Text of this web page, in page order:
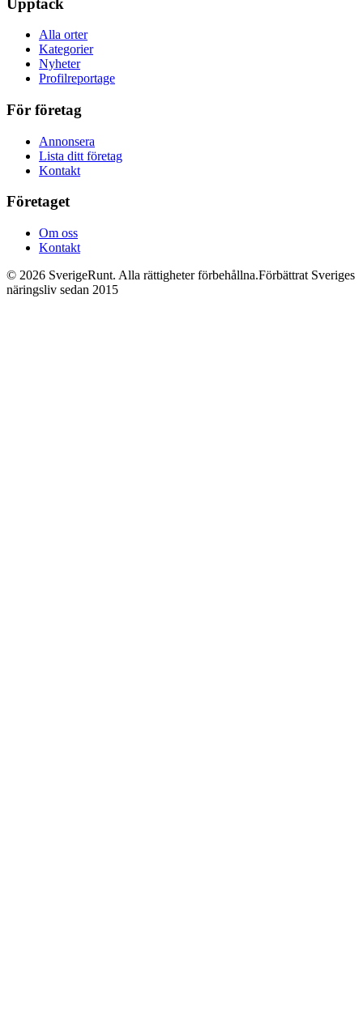
Alla orter
Kategorier
Nyheter
Profilreportage
För företag
Annonsera
Lista ditt företag
Kontakt
Företaget
Om oss
Kontakt
© 2026 SverigeRunt. Alla rättigheter förbehållna.Förbättrat Sveriges
näringsliv sedan 2015